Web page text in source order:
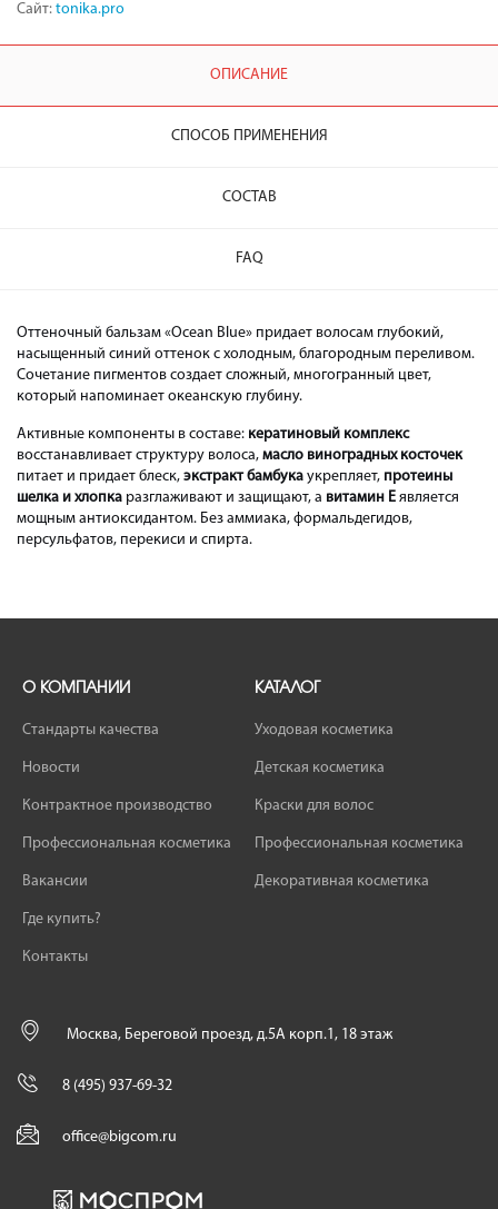
Сайт: tonika.pro
ОПИСАНИЕ
СПОСОБ ПРИМЕНЕНИЯ
СОСТАВ
FAQ
Оттеночный бальзам «Ocean Blue» придает волосам глубокий,
насыщенный синий оттенок с холодным, благородным переливом.
Сочетание пигментов создает сложный, многогранный цвет,
который напоминает океанскую глубину.
Активные компоненты в составе: кератиновый комплекс
восстанавливает структуру волоса, масло виноградных косточек
питает и придает блеск, экстракт бамбука укрепляет, протеины
шелка и хлопка разглаживают и защищают, а витамин Е является
мощным антиоксидантом. Без аммиака, формальдегидов,
персульфатов, перекиси и спирта.
О КОМПАНИИ
Стандарты качества
Новости
Контрактное производство
Профессиональная косметика
Вакансии
Где купить?
Контакты
КАТАЛОГ
Уходовая косметика
Детская косметика
Краски для волос
Профессиональная косметика
Декоративная косметика
Москва, Береговой проезд, д.5А корп.1, 18 этаж
8 (495) 937-69-32
office@bigcom.ru